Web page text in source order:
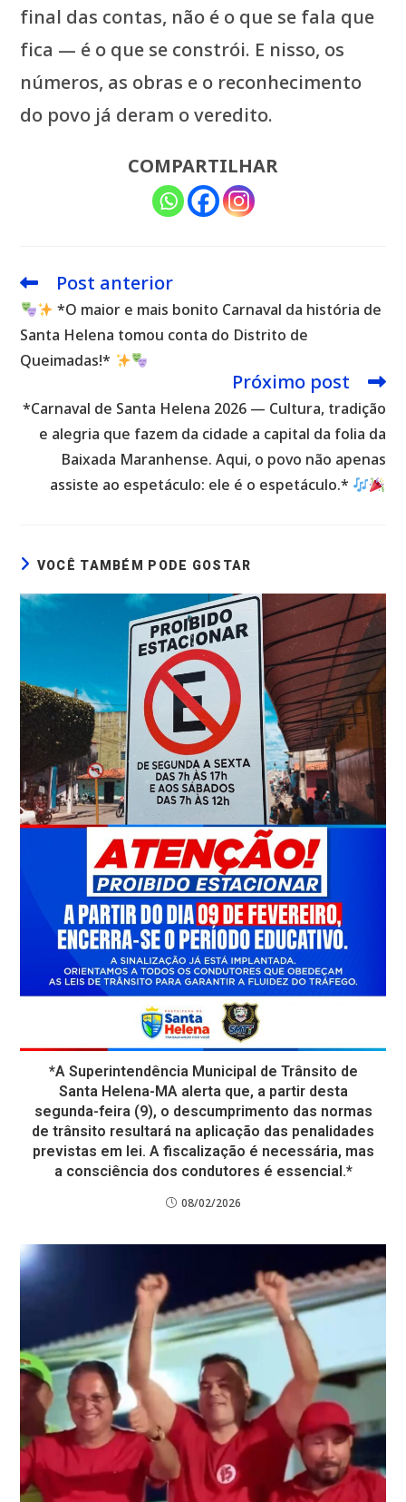
final das contas, não é o que se fala que
fica — é o que se constrói. E nisso, os
números, as obras e o reconhecimento
do povo já deram o veredito.
COMPARTILHAR
Leia
mais
artigos
Post anterior
*O maior e mais bonito Carnaval da história de
Santa Helena tomou conta do Distrito de
Queimadas!*
Próximo post
*Carnaval de Santa Helena 2026 — Cultura, tradição
e alegria que fazem da cidade a capital da folia da
Baixada Maranhense. Aqui, o povo não apenas
assiste ao espetáculo: ele é o espetáculo.*
VOCÊ TAMBÉM PODE GOSTAR
*A Superintendência Municipal de Trânsito de
Santa Helena-MA alerta que, a partir desta
segunda-feira (9), o descumprimento das normas
de trânsito resultará na aplicação das penalidades
previstas em lei. A fiscalização é necessária, mas
a consciência dos condutores é essencial.*
08/02/2026